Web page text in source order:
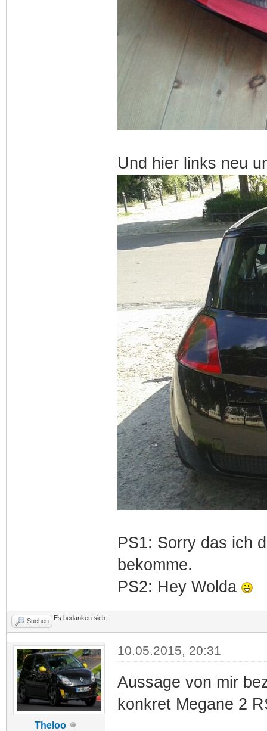
Und hier links neu
PS1: Sorry das ich
bekomme.
PS2: Hey Wolda
Suchen Es bedanken sich:
Theloo
10.05.2015, 20:31
Aussage von mir
konkret Megane 2